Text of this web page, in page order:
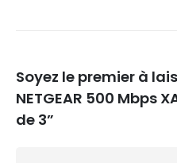
Soyez le premier à
NETGEAR 500 Mbps
de 3”